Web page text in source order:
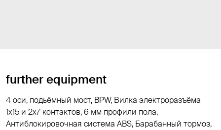
further equipment
4 оси, подьёмный мост, BPW, Вилка электроразъёма
1х15 и 2x7 контактов, 6 мм профили пола,
Антиблокировочная система ABS, Барабанный тормоз,